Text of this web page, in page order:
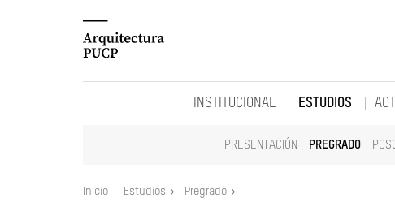
INSTITUCIONAL ESTUDIOS
PRESENTACIÓN PREGRADO
Inicio Estudios Pregrado